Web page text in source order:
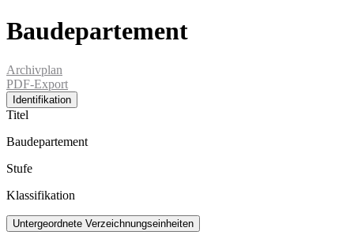
Baudepartement
Archivplan
PDF-Export
Identifikation
Titel
Baudepartement
Stufe
Klassifikation
Untergeordnete Verzeichnungseinheiten